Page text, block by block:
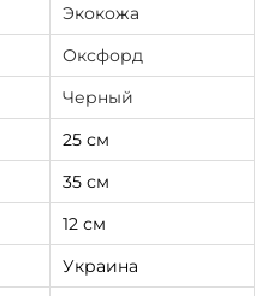
Экокожа
Оксфорд
Черный
25 см
35 см
12 см
Украина